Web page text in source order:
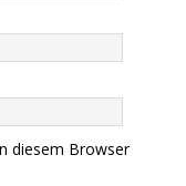
diesem Browser